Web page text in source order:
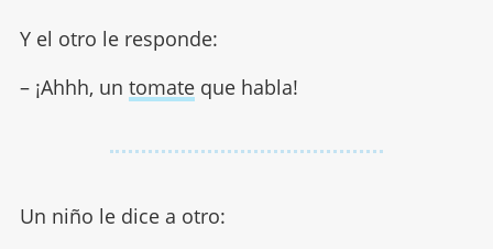
Y el otro le responde:
– ¡Ahhh, un tomateque habla!
Un niño le dice a otro: